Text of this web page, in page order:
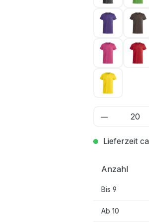
Dunkellila
Kirsche 300
Lieferzeit
Anzahl
Bis 9
Ab 10